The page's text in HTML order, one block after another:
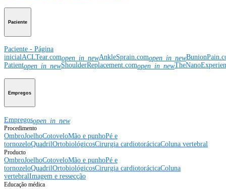
Paciente
Paciente - Página
inicialACLTear.comopen_in_newAnkleSprain.comopen_in_new
Patientopen_in_newShoulderReplacement.comopen_in_new
Empregos
Empregosopen_in_new
Procedimento
OmbroJoelhoCotoveloMão e punhoPé e
tornozeloQuadrilOrtobiológicosCirurgia cardiotorácicaColuna vertebral
Producto
OmbroJoelhoCotoveloMão e punhoPé e
tornozeloQuadrilOrtobiológicosCirurgia cardiotorácicaColuna
vertebralImagem e ressecção
Educação médica